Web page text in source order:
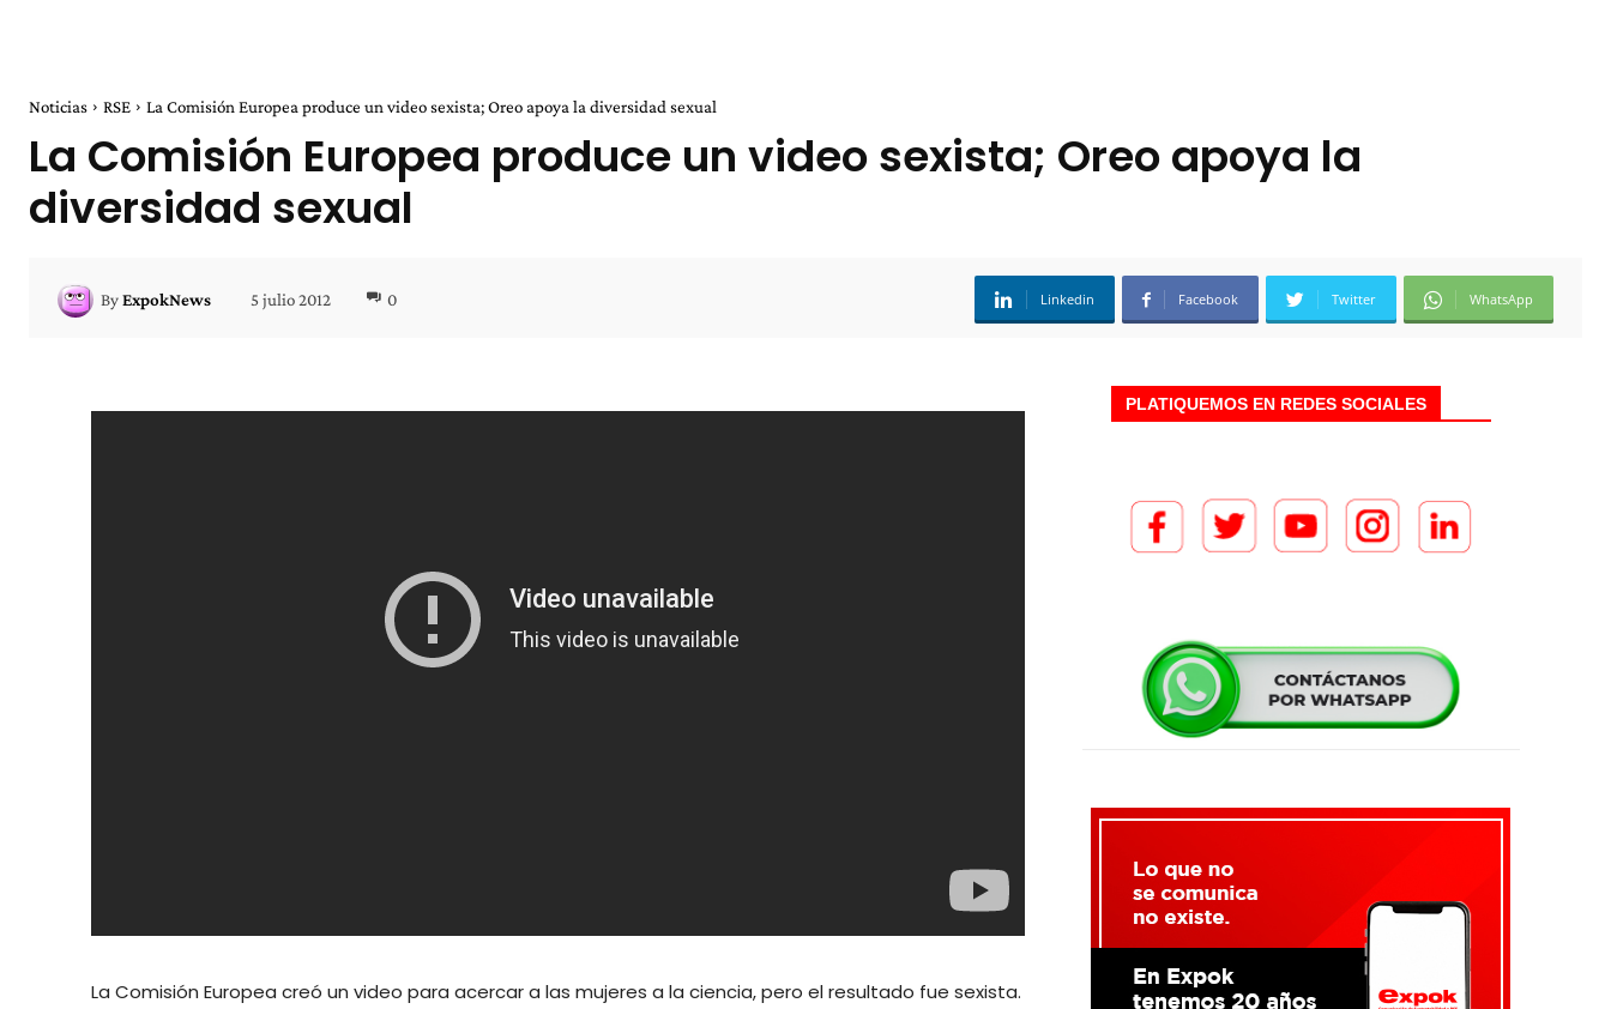
Noticias RSE La Comisión Europea produce un video sexista; Oreo apoya la diversidad sexual
La Comisión Europea produce un video sexista; Oreo apoya la
diversidad sexual
ByExpokNews 5 julio 2012 0 Linkedin Facebook Twitter WhatsApp
La Comisión Europea creó un video para acercar a las mujeres a la ciencia, pero el resultado fue sexista.
PLATIQUEMOS EN REDES SOCIALES